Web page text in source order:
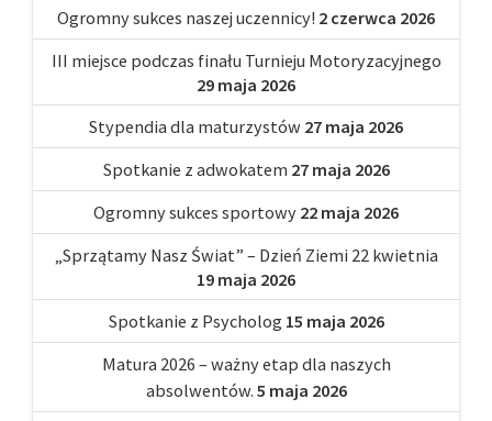
Ogromny sukces naszej uczennicy! 2 czerwca 2026
III miejsce podczas finału Turnieju Motoryzacyjnego
29 maja 2026
Stypendia dla maturzystów 27 maja 2026
Spotkanie z adwokatem 27 maja 2026
Ogromny sukces sportowy 22 maja 2026
„Sprzątamy Nasz Świat” – Dzień Ziemi 22 kwietnia
19 maja 2026
Spotkanie z Psycholog 15 maja 2026
Matura 2026 – ważny etap dla naszych
absolwentów. 5 maja 2026